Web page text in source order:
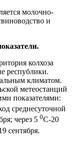
молочно-
и
.
колхоза
республики.
климатом.
метеостанций
показателями:
среднесуточной
через 5 0С-20
сентября.